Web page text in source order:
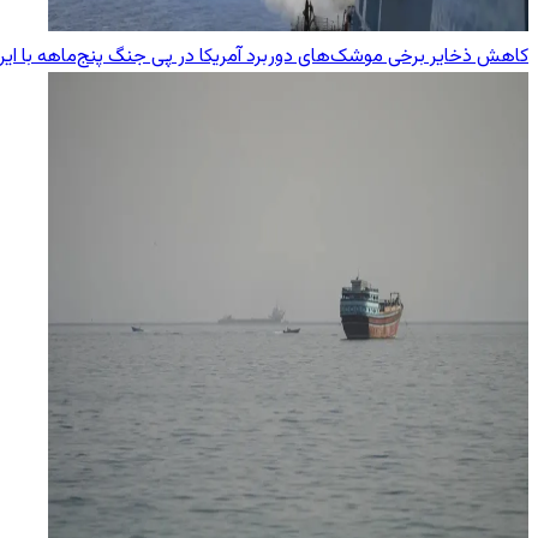
کاهش ذخایر برخی موشک‌های دوربرد آمریکا در پی جنگ پنج‌ماهه با